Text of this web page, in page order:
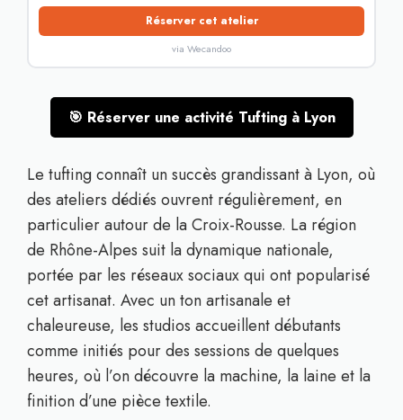
Réserver cet atelier
via Wecandoo
🎯 Réserver une activité Tufting à Lyon
Le tufting connaît un succès grandissant à Lyon, où
des ateliers dédiés ouvrent régulièrement, en
particulier autour de la Croix-Rousse. La région
de Rhône-Alpes suit la dynamique nationale,
portée par les réseaux sociaux qui ont popularisé
cet artisanat. Avec un ton artisanale et
chaleureuse, les studios accueillent débutants
comme initiés pour des sessions de quelques
heures, où l’on découvre la machine, la laine et la
finition d’une pièce textile.